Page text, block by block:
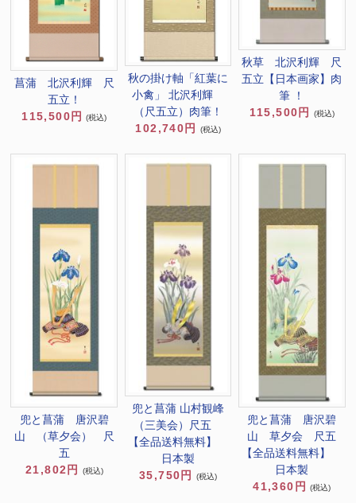
菖蒲 北沢利輝 尺
五立！
115,500円
(税込)
秋の掛け軸「紅葉に
小禽」 北沢利輝
（尺五立）肉筆！
102,740円
(税込)
秋草 北沢利輝 尺
五立【日本画家】肉
筆 ！
115,500円
(税込)
兜と菖蒲 唐沢碧
山 （草夕会） 尺
五
21,802円
(税込)
兜と菖蒲 山村観峰
（三美会）尺五
【全品送料無料】
日本製
35,750円
(税込)
兜と菖蒲 唐沢碧
山 草夕会 尺五
【全品送料無料】
日本製
41,360円
(税込)